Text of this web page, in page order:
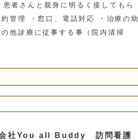
者さんと親身に明るく接してもら
管理 ・窓口、電話対応 ・治療の助
他診療に従事する事（院内清掃
社You all Buddy 訪問看護